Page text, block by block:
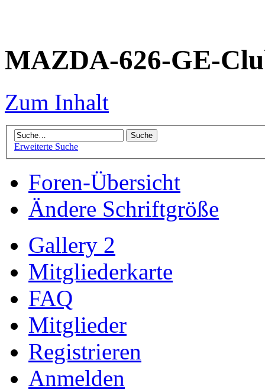
MAZDA-626-GE-
Zum Inhalt
Erweiterte Suche
Foren-Übersicht
Ändere Schriftgröße
Gallery 2
Mitgliederkarte
FAQ
Mitglieder
Registrieren
Anmelden